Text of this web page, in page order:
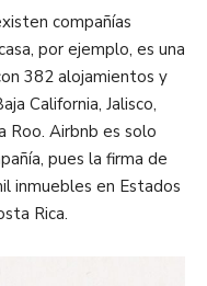
compañías
por ejemplo, es una
382 alojamientos y
California, Jalisco,
Roo. Airbnb es solo
pues la firma de
inmuebles en Estados
Rica.